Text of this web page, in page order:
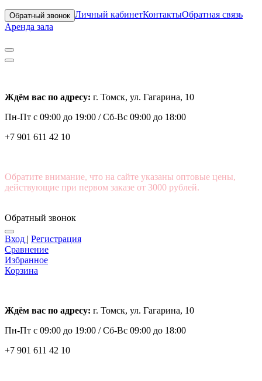
Обратный звонок Личный кабинетКонтактыОбратная связь
Аренда зала
Ждём вас по адресу: г. Томск, ул. Гагарина, 10
Пн-Пт с 09:00 до 19:00 /Сб-Вс 09:00 до 18:00
+7 901 611 42 10
Обратите внимание, что на сайте указаны оптовые цены,
действующие при первом заказе от 3000 рублей.
Обратный звонок
Вход | Регистрация
Сравнение
Избранное
Корзина
Ждём вас по адресу: г. Томск, ул. Гагарина, 10
Пн-Пт с 09:00 до 19:00 /Сб-Вс 09:00 до 18:00
+7 901 611 42 10